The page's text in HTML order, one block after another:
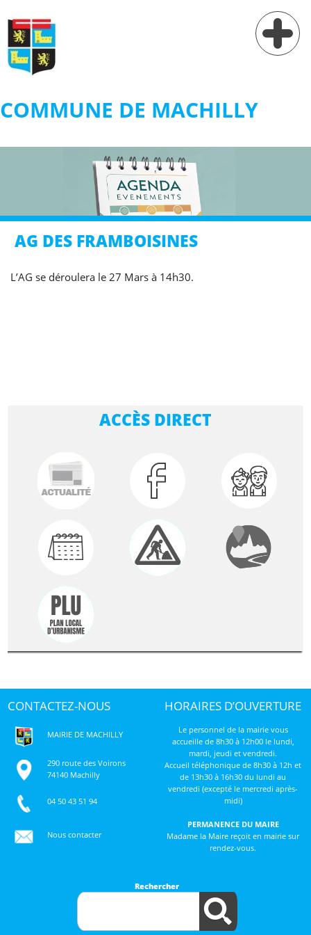
COMMUNE DE MACHILLY
Vie pratique
Services
Village
Contact
AG DES FRAMBOISINES
L’AG se déroulera le 27 Mars à 14h30.
ACCÈS DIRECT
CONTACTEZ-NOUS
MAIRIE DE MACHILLY
290 route des Voirons
74140 Machilly
04 50 43 51 94
Nous contacter
HORAIRES D’OUVERTURE
Le personnel de la mairie vous
accueille de 8h30 à 12h00 le lundi,
mardi, jeudi et vendredi.
Accueil téléphonique de 8h30 à 12h et
de 13h30 à 16h30 du lundi au
vendredi (excepté le mercredi après-
midi)
PERMANENCE DU MAIRE
Madame la Maire reçoit en mairie sur
rendez-vous.
Rechercher